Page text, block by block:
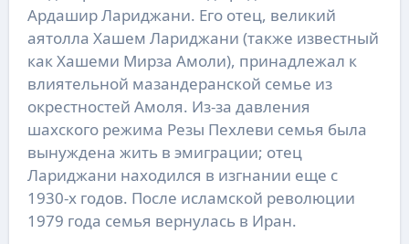
Ардашир Лариджани. Его отец, великий
аятолла Хашем Лариджани (также известный
как Хашеми Мирза Амоли), принадлежал к
влиятельной мазандеранской семье из
окрестностей Амоля. Из-за давления
шахского режима Резы Пехлеви семья была
вынуждена жить в эмиграции; отец
Лариджани находился в изгнании еще с
1930-х годов. После исламской революции
1979 года семья вернулась в Иран.